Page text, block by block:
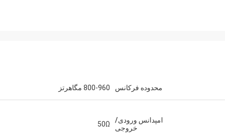
لنس-کانادا
ارسال سریع و بدون مشکل
محدوده فرکانس 800-960 مگاهرتز
امپدانس ورودی/
خروجی
50Ω